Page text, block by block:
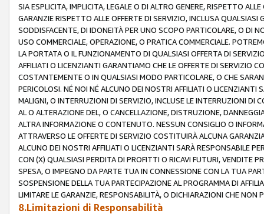
SIA ESPLICITA, IMPLICITA, LEGALE O DI ALTRO GENERE, RISPETTO
GARANZIE RISPETTO ALLE OFFERTE DI SERVIZIO, INCLUSA
SODDISFACENTE, DI IDONEITÀ PER UNO SCOPO PARTICOLARE, O DI
USO COMMERCIALE, OPERAZIONE, O PRATICA COMMERCIALE.
LA PORTATA O IL FUNZIONAMENTO DI QUALSIASI OFFERTA DI
AFFILIATI O LICENZIANTI GARANTIAMO CHE LE OFFERTE DI SERVIZIO
COSTANTEMENTE O IN QUALSIASI MODO PARTICOLARE, O CHE
PERICOLOSI. NÉ NOI NÉ ALCUNO DEI NOSTRI AFFILIATI O LICENZIANTI
MALIGNI, O INTERRUZIONI DI SERVIZIO, INCLUSE LE INTERRUZIONI DI
AL O ALTERAZIONE DEL, O CANCELLAZIONE, DISTRUZIONE,
ALTRA INFORMAZIONE O CONTENUTO. NESSUN CONSIGLIO O
ATTRAVERSO LE OFFERTE DI SERVIZIO COSTITUIRÀ ALCUNA
ALCUNO DEI NOSTRI AFFILIATI O LICENZIANTI SARÀ RESPONSABILE
CON (X) QUALSIASI PERDITA DI PROFITTI O RICAVI FUTURI, VENDITE
SPESA, O IMPEGNO DA PARTE TUA IN CONNESSIONE CON LA TUA
SOSPENSIONE DELLA TUA PARTECIPAZIONE AL PROGRAMMA DI
LIMITARE LE GARANZIE, RESPONSABILITÀ, O DICHIARAZIONI CHE NON
8.Limitazioni di Responsabilità